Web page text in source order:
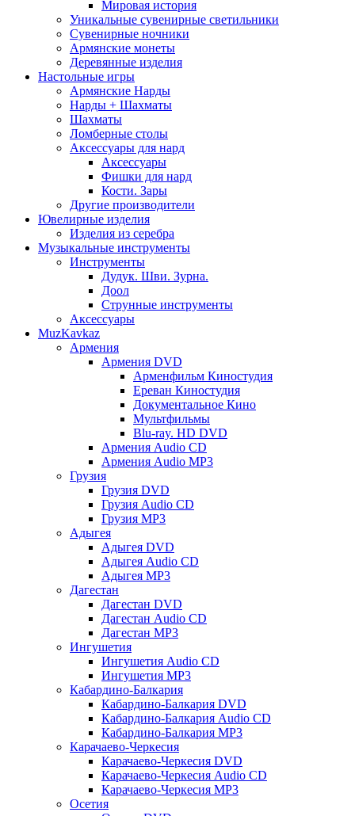
Мировая история
Уникальные сувенирные светильники
Сувенирные ночники
Армянские монеты
Деревянные изделия
Настольные игры
Армянские Нарды
Нарды + Шахматы
Шахматы
Ломберные столы
Аксессуары для нард
Аксессуары
Фишки для нард
Кости. Зары
Другие производители
Ювелирные изделия
Изделия из серебра
Музыкальные инструменты
Инструменты
Дудук. Шви. Зурна.
Доол
Струнные инструменты
Аксессуары
MuzKavkaz
Армения
Армения DVD
Арменфильм Киностудия
Ереван Киностудия
Документальное Кино
Мультфильмы
Blu-ray. HD DVD
Армения Audio CD
Армения Audio MP3
Грузия
Грузия DVD
Грузия Audio CD
Грузия MP3
Адыгея
Адыгея DVD
Адыгея Audio CD
Адыгея MP3
Дагестан
Дагестан DVD
Дагестан Audio CD
Дагестан MP3
Ингушетия
Ингушетия Audio CD
Ингушетия MP3
Кабардино-Балкария
Кабардино-Балкария DVD
Кабардино-Балкария Audio CD
Кабардино-Балкария MP3
Карачаево-Черкесия
Карачаево-Черкесия DVD
Карачаево-Черкесия Audio CD
Карачаево-Черкесия MP3
Осетия